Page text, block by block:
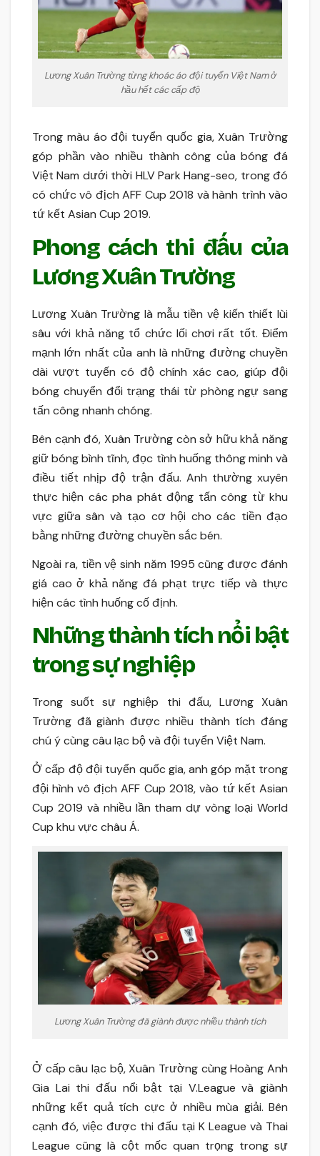
Lương Xuân Trường từng khoác áo đội tuyển Việt Nam ở
hầu hết các cấp độ
Trong màu áo đội tuyển quốc gia, Xuân Trường
góp phần vào nhiều thành công của bóng đá
Việt Nam dưới thời HLV Park Hang-seo, trong đó
có chức vô địch AFF Cup 2018 và hành trình vào
tứ kết Asian Cup 2019.
Phong cách thi đấu của
Lương Xuân Trường
Lương Xuân Trường là mẫu tiền vệ kiến thiết lùi
sâu với khả năng tổ chức lối chơi rất tốt. Điểm
mạnh lớn nhất của anh là những đường chuyền
dài vượt tuyến có độ chính xác cao, giúp đội
bóng chuyển đổi trạng thái từ phòng ngự sang
tấn công nhanh chóng.
Bên cạnh đó, Xuân Trường còn sở hữu khả năng
giữ bóng bình tĩnh, đọc tình huống thông minh và
điều tiết nhịp độ trận đấu. Anh thường xuyên
thực hiện các pha phát động tấn công từ khu
vực giữa sân và tạo cơ hội cho các tiền đạo
bằng những đường chuyền sắc bén.
Ngoài ra, tiền vệ sinh năm 1995 cũng được đánh
giá cao ở khả năng đá phạt trực tiếp và thực
hiện các tình huống cố định.
Những thành tích nổi bật
trong sự nghiệp
Trong suốt sự nghiệp thi đấu, Lương Xuân
Trường đã giành được nhiều thành tích đáng
chú ý cùng câu lạc bộ và đội tuyển Việt Nam.
Ở cấp độ đội tuyển quốc gia, anh góp mặt trong
đội hình vô địch AFF Cup 2018, vào tứ kết Asian
Cup 2019 và nhiều lần tham dự vòng loại World
Cup khu vực châu Á.
Lương Xuân Trường đã giành được nhiều thành tích
Ở cấp câu lạc bộ, Xuân Trường cùng Hoàng Anh
Gia Lai thi đấu nổi bật tại V.League và giành
những kết quả tích cực ở nhiều mùa giải. Bên
cạnh đó, việc được thi đấu tại K League và Thai
League cũng là cột mốc quan trọng trong sự